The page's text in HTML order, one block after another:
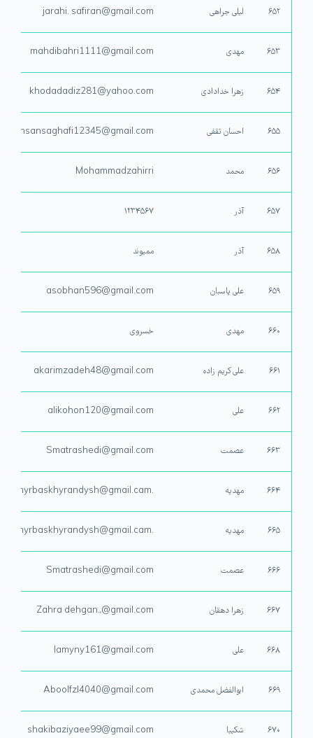
۶۵۲ لیلی جراهی jarahi. safiran@gmail.com
۶۵۳ مهدی mahdibahri1111@gmail.com
۶۵۴ زهرا خدادادی khodadadiz281@yahoo.com
۶۵۵ احسان ثقفی ehsansaghafi12345@gmail.com
۶۵۶ محمد Mohammadzahirri
۶۵۷ آذر ۱۲۳۴۵۶۷
۶۵۸ آذر ممیوند
۶۵۹ علی پاسبان asobhan596@gmail.com
۶۶۰ مهدی خسروی
۶۶۱ علی کریم زاده akarimzadeh48@gmail.com
۶۶۲ علی alikohon120@gmail.com
۶۶۳ عصمت Smatrashedi@gmail.com
۶۶۴ مهدیه .Amyrbaskhyrandysh@gmail.cam
۶۶۵ مهدیه .Amyrbaskhyrandysh@gmail.cam
۶۶۶ عصمت Smatrashedi@gmail.com
۶۶۷ زهرا دهقان Zahra dehgan.,@gmail.com
۶۶۸ علی lamyny161@gmail.com
۶۶۹ ابوالفضل محمدی Aboolfzl4040@gmail.com
۶۷۰ شکیبا shakibaziyaee99@gmail.com